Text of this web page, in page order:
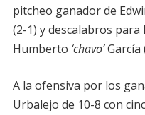
pitcheo ganador de
(2-1) y descalabros para
Humberto ‘chavo’García
A la ofensiva por los
Urbalejo de 10-8 con